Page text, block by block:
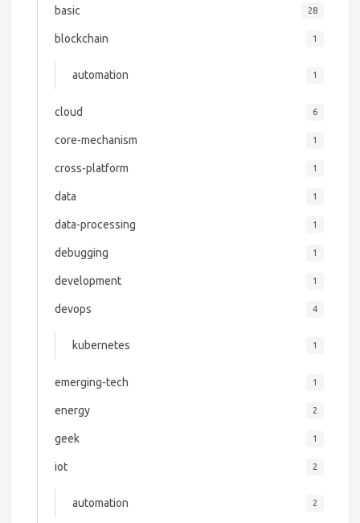
basic 28
blockchain 1
automation 1
cloud 6
core-mechanism 1
cross-platform 1
data 1
data-processing 1
debugging 1
development 1
devops 4
kubernetes 1
emerging-tech 1
energy 2
geek 1
iot 2
automation 2